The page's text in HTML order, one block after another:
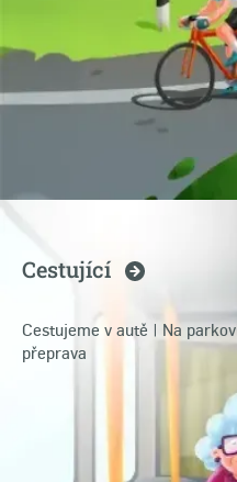
Cestující
Cestujeme v autě | Na
přeprava